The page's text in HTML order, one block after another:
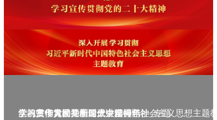
庆祝中华人民共和国成立75周年
学习贯彻党的二十届三中全会精神_专题
党的二十大精神理论大讲堂--理论
学习宣传贯彻党的二十大精神
学习贯彻习近平新时代中国特色社会主义思想主题